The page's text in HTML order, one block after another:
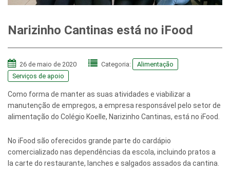
Narizinho Cantinas está no iFood
26 de maio de 2020 Categoria:
Alimentação
Serviços de apoio
Como forma de manter as suas atividades e viabilizar a
manutenção de empregos, a empresa responsável pelo setor de
alimentação do Colégio Koelle, Narizinho Cantinas, está no iFood.
No iFood são oferecidos grande parte do cardápio
comercializado nas dependências da escola, incluindo pratos a
la carte do restaurante, lanches e salgados assados da cantina.